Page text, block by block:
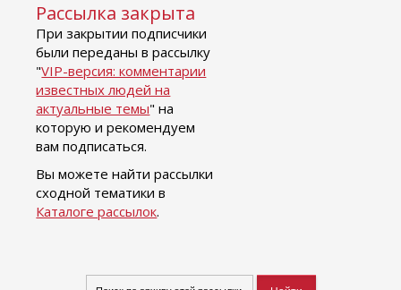
Рассылка закрыта
При закрытии подписчики
были переданы в рассылку
"VIP-версия: комментарии
известных людей на
актуальные темы" на
которую и рекомендуем
вам подписаться.
Вы можете найти рассылки
сходной тематики в
Каталоге рассылок.